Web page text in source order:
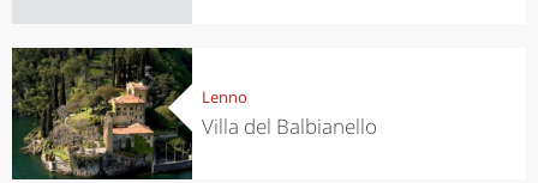
Lenno
Villa del Balbianello